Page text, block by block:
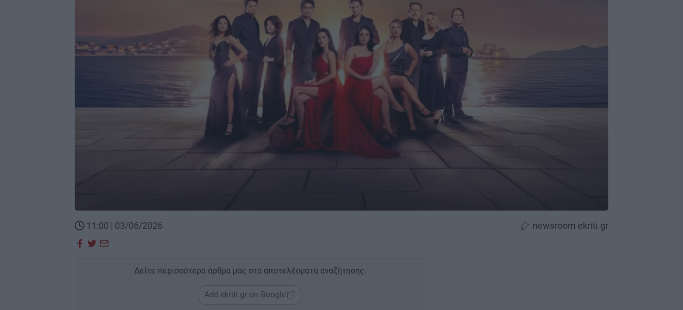
11:00 | 03/06/2026 newsroom ekriti.gr
Δείτε περισσότερα άρθρα μας στα αποτελέσματα αναζήτησης.
Add ekriti.gr on Google